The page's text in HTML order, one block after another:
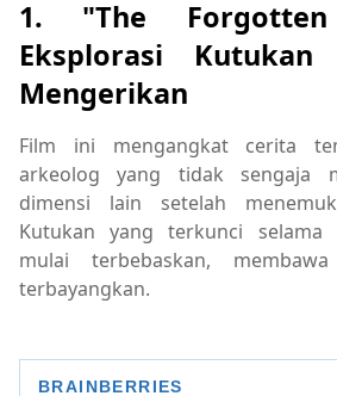
1. "The
Eksplorasi
Mengerikan
Film ini mengangkat cerita
arkeolog yang tidak sengaja
dimensi lain setelah
Kutukan yang terkunci selama
mulai terbebaskan,
terbayangkan.